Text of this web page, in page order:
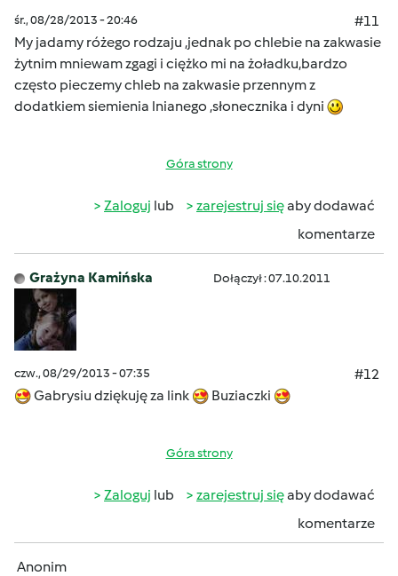
śr., 08/28/2013 - 20:46
#11
My jadamy różego rodzaju ,jednak po chlebie na zakwasie
żytnim mniewam zgagi i ciężko mi na żoładku,bardzo
często pieczemy chleb na zakwasie przennym z
dodatkiem siemienia lnianego ,słonecznika i dyni
Góra strony
Zaloguj lub zarejestruj sięaby dodawać
komentarze
Grażyna Kamińska Dołączył : 07.10.2011
czw., 08/29/2013 - 07:35
#12
Gabrysiu dziękuję za link
Buziaczki
Góra strony
Zaloguj lub zarejestruj sięaby dodawać
komentarze
Anonim